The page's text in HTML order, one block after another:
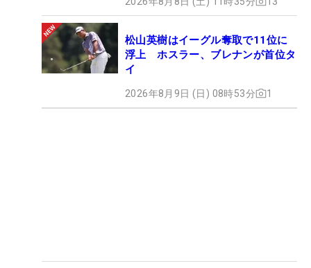
松山英樹はイーグル奪取で11位に
浮上 ホスラー、ブレナンが首位タ
イ
2026年8月9日 (日) 08時53分 1